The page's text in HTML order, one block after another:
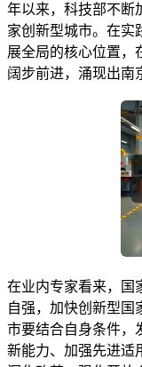
年以来，科技部不断
家创新型城市。在实
展全局的核心位置，
阔步前进，涌现出南
在业内专家看来，国
自强，加快创新型国
市要结合自身条件，
新能力、加强先进适